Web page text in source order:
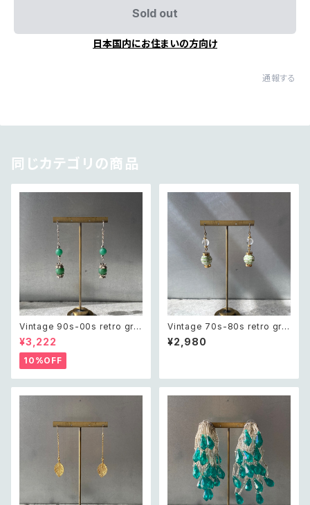
Sold out
日本国内にお住まいの方向け
通報する
同じカテゴリの商品
Vintage 90s-00s retro gre
en aventurine pierce レトロ
ヴィンテージ アクセサリー 天然
石 グリーンアベンチュリン ピア
ス/イヤリング
¥3,222
10%OFF
Vintage 70s-80s retro gre
en bijou classical beads pi
erce レトロ ヴィンテージ アク
¥2,980